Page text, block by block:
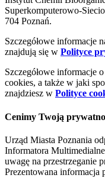
Superkomputerowo-
704 Poznań.
Szczegółowe informacje
znajdują się w Polityce
Szczegółowe informacje
cookies, a także w jaki
znajdziesz w Polityce
Cenimy Twoją
Urząd Miasta Poznania
Informatora
uwagę na przestrzeganie
Prezentowana informacja